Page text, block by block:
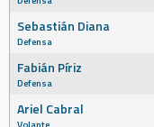
Sebastián Diana
Defensa
Fabián Píriz
Defensa
Ariel Cabral